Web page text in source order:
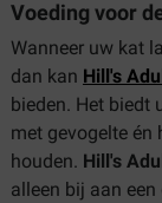
Voeding voor
Wanneer uw kat
dan kan Hill's
bieden. Het biedt
met gevogelte én
houden. Hill's
alleen bij aan